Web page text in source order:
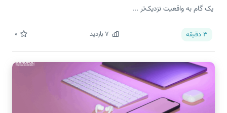
یک گام به واقعیت نزدیک‌تر ...
3 دقیقه 7بازدید 0